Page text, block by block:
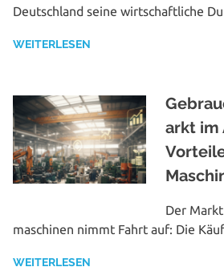
Deutsch­land seine wirt­schaft­li­che
WEITERLESEN
arkt im
Der
maschinen nimmt Fahrt auf: Die
WEITERLESEN